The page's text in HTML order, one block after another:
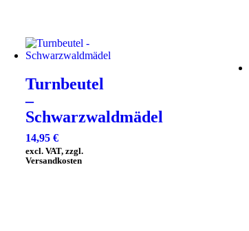
Turnbeutel
–
Schwarzwaldmädel
14,95 €
excl. VAT, zzgl.
Versandkosten